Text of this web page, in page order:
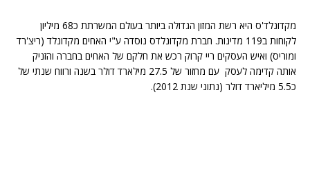
מקדונלד'ס היא רשת המזון הגדולה ביותר בעולם המשרתת כ68 מיליון
לקוחות ב119 מדינות. חברת מקדונלדס נוסדה ע"י האחים מקדונלד (ריצ'רד
ומוריס) ואיש העסקים ריי קרוק רכש את חלקם של האחים בחברה והזניק
אותה קדימה לעסק עם מחזור של 27.5 מילארד דולר בשנה ורווח שנתי של
כ5.5 מיליארד דולר (נתוני שנת 2012).